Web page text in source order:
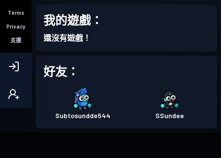
Terms
Privacy
支援
我的遊戲：
還沒有遊戲！
好友：
Subtosundde544 SSundee